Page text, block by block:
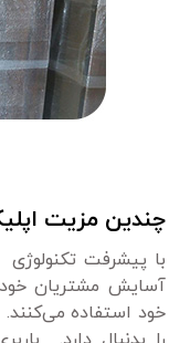
چندین مزیت
با پیشرفت
آسایش مشتریان خود
خود استفاده